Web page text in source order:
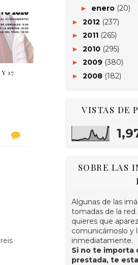
17
► enero (20)
► 2012 (237)
► 2011 (265)
► 2010 (295)
► 2009 (380)
► 2008 (182)
VISTAS DE
SOBRE LAS
Algunas de las
tomadas de la
quieres que
comunicárnoslo y
inmediatamente.
Si no te importa
prestada, te